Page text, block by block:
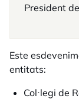
President
Este
entitats:
Col·legi de